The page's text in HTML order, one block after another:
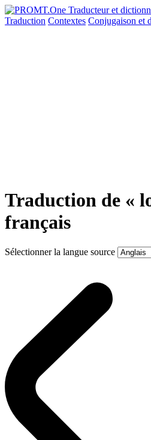
Traduction Contextes Conjugaison et
Traduction de «
français
Sélectionner la langue source